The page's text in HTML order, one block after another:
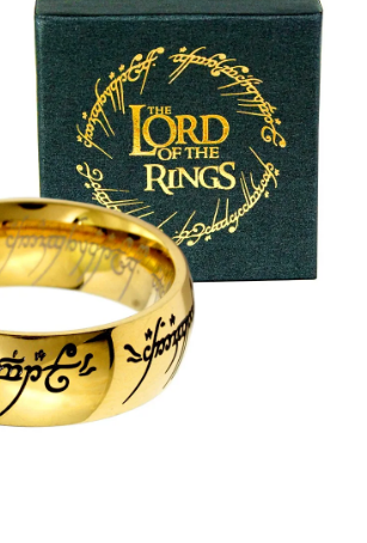
Vrátenie, výmena, reklamácia
Kontakt
Ochrana súkromia